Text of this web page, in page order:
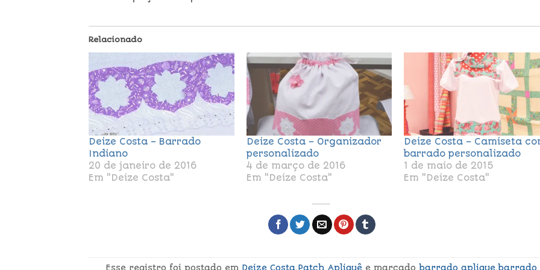
Relacionado
Deize Costa – Barrado
Indiano
20 de janeiro de 2016
Em "Deize Costa"
Deize Costa – Organizador
personalizado
4 de março de 2016
Em "Deize Costa"
Deize Costa – Camiseta
barrado personalizado
1 de maio de 2015
Em "Deize Costa"
Esse registro foi postado em Deize Costa,Patch Apliquê e marcadobarrado aplique,barrado